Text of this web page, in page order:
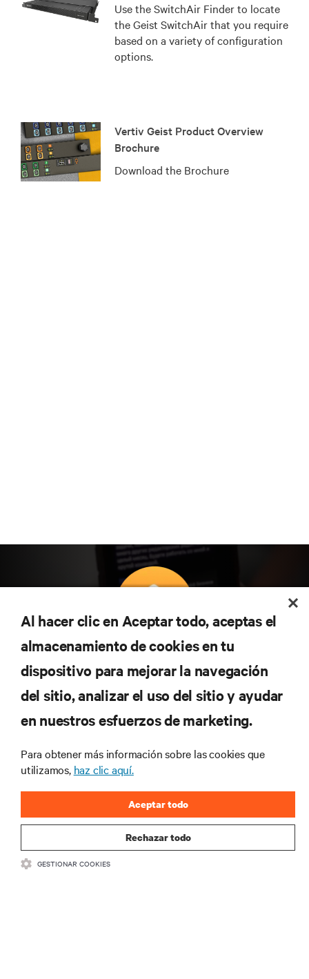
Use the SwitchAir Finder to locate
the Geist SwitchAir that you require
based on a variety of configuration
options.
Vertiv Geist Product Overview
Brochure
Download the Brochure
Suscríbete para conocer las últimas tendencias
tecnológicas
Recibe actualizaciones periódicas sobre los temas
más importantes del sector, con los últimos debates
y perspectivas de expertos sobre gestión de
centros de datos y gestión de infraestructuras.
REGÍSTRATE AHORA
Al hacer clic en Aceptar todo, aceptas el
almacenamiento de cookies en tu
dispositivo para mejorar la navegación
del sitio, analizar el uso del sitio y ayudar
en nuestros esfuerzos de marketing.
Para obtener más información sobre las cookies que
utilizamos, haz clic aquí.
Rechazar todo
Aceptar todo
GESTIONAR COOKIES